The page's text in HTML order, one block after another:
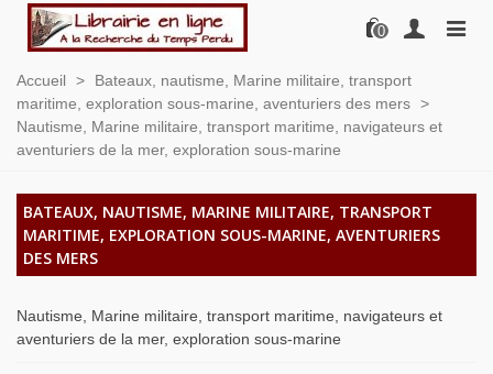
0
Accueil >
Bateaux, nautisme, Marine militaire, transport
maritime, exploration sous-marine, aventuriers des mers >
Nautisme, Marine militaire, transport maritime, navigateurs et
aventuriers de la mer, exploration sous-marine
BATEAUX, NAUTISME, MARINE MILITAIRE, TRANSPORT
MARITIME, EXPLORATION SOUS-MARINE, AVENTURIERS
DES MERS
Nautisme, Marine militaire, transport maritime, navigateurs et
aventuriers de la mer, exploration sous-marine